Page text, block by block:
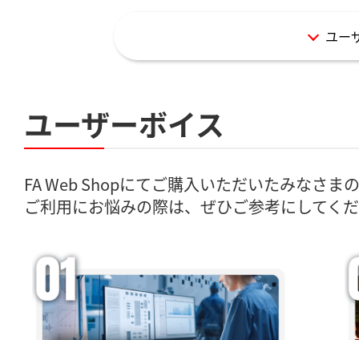
ユー
ユーザーボイス
FA Web Shopにてご購入いただいたみなさま
ご利用にお悩みの際は、ぜひご参考にしてく